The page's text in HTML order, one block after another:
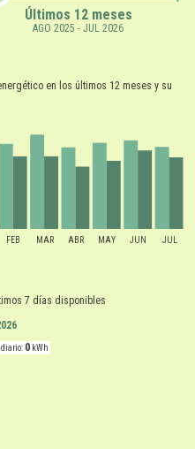
Últimos 12 meses
AGO 2025 - JUL 2026
en los últimos 12 meses y su
FEB MAR ABR MAY JUN JUL
7 días disponibles
0 kWh